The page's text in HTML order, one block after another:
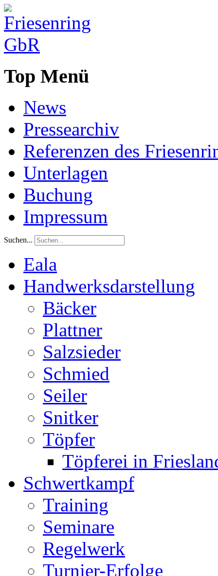
Top Menü
News
Pressearchiv
Referenzen des
Unterlagen
Buchung
Impressum
Suchen...
Eala
Handwerksdarstellung
Bäcker
Plattner
Salzsieder
Schmied
Seiler
Snitker
Töpfer
Töpferei in
Schwertkampf
Training
Seminare
Regelwerk
Turnier-Erfolge